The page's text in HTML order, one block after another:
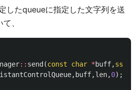
したqueueに指定した文字列を送
、
:: send (const char *buff,
, buff,len,0);